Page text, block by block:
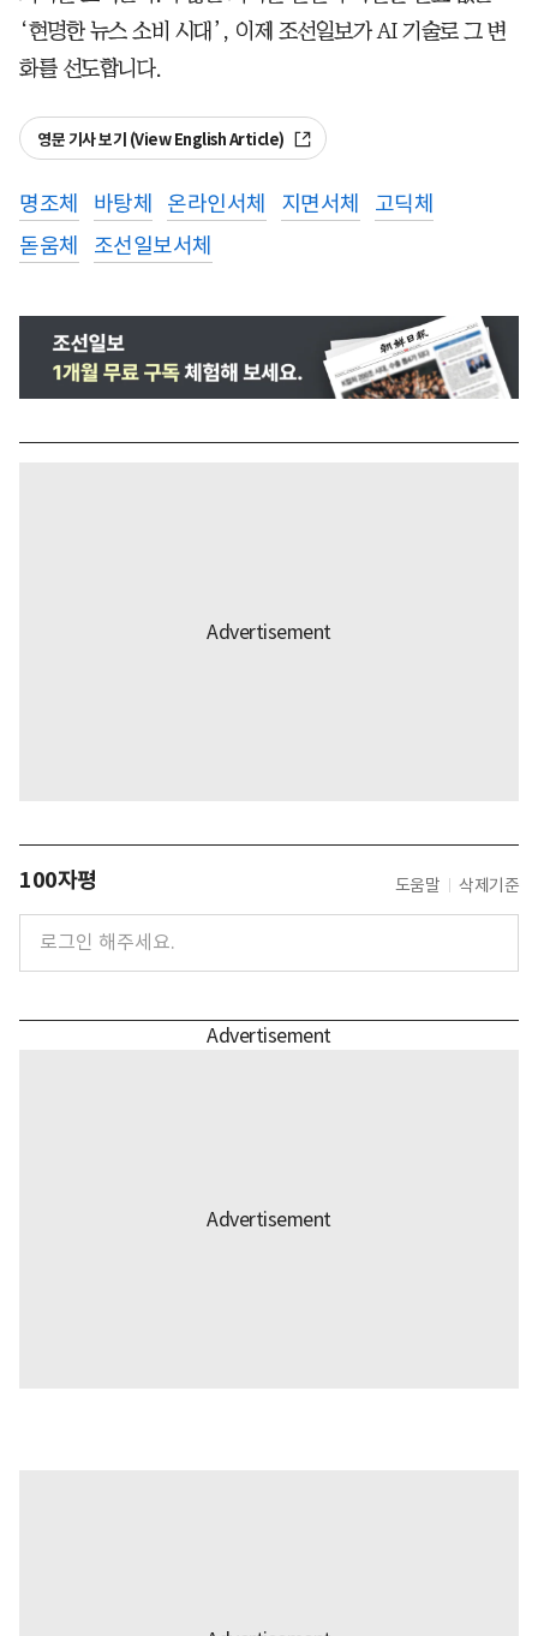
‘현명한 뉴스 소비 시대’, 이제 조선일보가 AI 기술로 그 변
화를 선도합니다.
영문 기사 보기 (View English Article)
명조체 바탕체 온라인서체 지면서체
고딕체
돋움체
조선일보서체
100자평 도움말 삭제기준